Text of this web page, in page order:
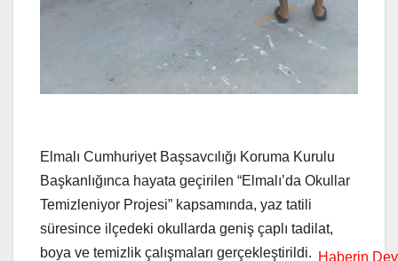
Elmalı Cumhuriyet Başsavcılığı Koruma Kurulu
Başkanlığınca hayata geçirilen “Elmalı’da Okullar
Temizleniyor Projesi” kapsamında, yaz tatili
süresince ilçedeki okullarda geniş çaplı tadilat,
boya ve temizlik çalışmaları gerçekleştirildi.